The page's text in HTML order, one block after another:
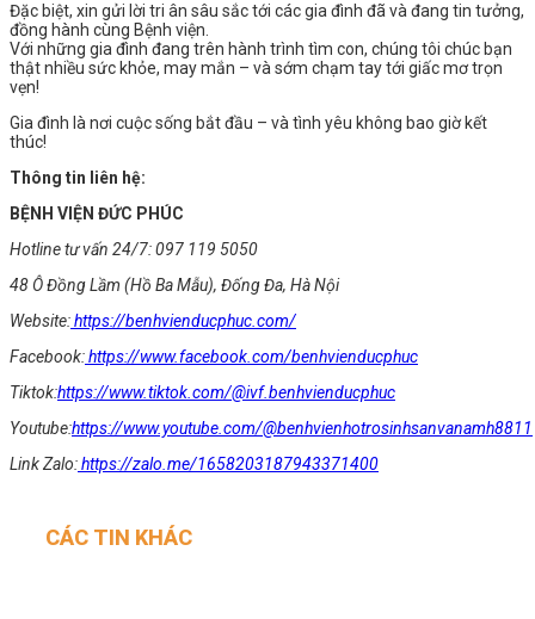
Đặc biệt, xin gửi lời tri ân sâu sắc tới các gia đình đã và đang tin tưởng,
đồng hành cùng Bệnh viện.
Với những gia đình đang trên hành trình tìm con, chúng tôi chúc bạn
thật nhiều sức khỏe, may mắn – và sớm chạm tay tới giấc mơ trọn
vẹn!
Gia đình là nơi cuộc sống bắt đầu – và tình yêu không bao giờ kết
thúc!
Thông tin liên hệ:
BỆNH VIỆN ĐỨC PHÚC
Hotline tư vấn 24/7: 097 119 5050
48 Ô Đồng Lầm (Hồ Ba Mẫu), Đống Đa, Hà Nội
Website:https://benhvienducphuc.com/
Facebook:https://www.facebook.com/benhvienducphuc
Tiktok:https://www.tiktok.com/@ivf.benhvienducphuc
Youtube:https://www.youtube.com/@benhvienhotrosinhsanvanamh8811
Link Zalo:https://zalo.me/1658203187943371400
CÁC TIN KHÁC